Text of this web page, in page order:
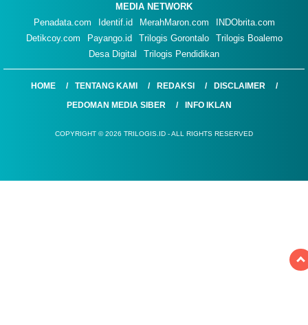
MEDIA NETWORK
Penadata.com
Identif.id MerahMaron.com
INDObrita.com
Detikcoy.com
Payango.id Trilogis Gorontalo
Trilogis Boalemo
Desa Digital
Trilogis Pendidikan
HOME TENTANG KAMI REDAKSI
DISCLAIMER
PEDOMAN MEDIA SIBER
INFO IKLAN
COPYRIGHT © 2026 TRILOGIS.ID - ALL RIGHTS RESERVED